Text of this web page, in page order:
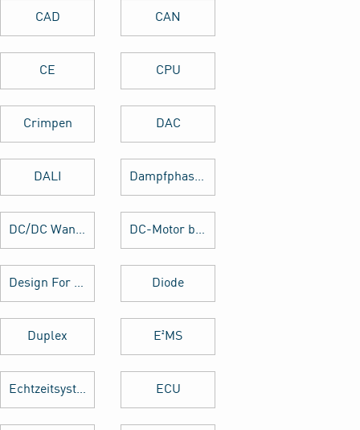
CAD CAN
CE CPU
Crimpen DAC
DALI Dampfphasenlöten
DC/DC Wandler DC-Motor brushed
Design For Manufacturing Diode
Duplex E²MS
Echtzeitsystem ECU